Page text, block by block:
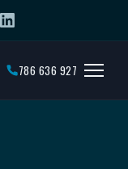
786 636 927